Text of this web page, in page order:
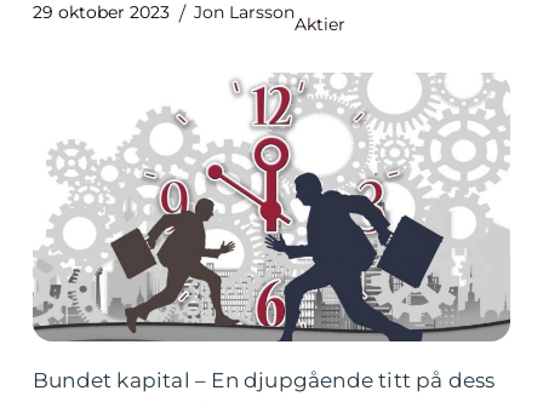
29 oktober 2023 Jon Larsson
Aktier
Bundet kapital – En djupgående titt på dess